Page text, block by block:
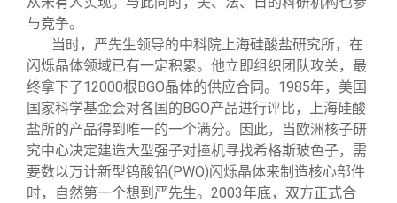
与竞争。
当时，严先生领导的中科院上海硅酸盐研究所，在
闪烁晶体领域已有一定积累。他立即组织团队攻关，最
终拿下了12000根BGO晶体的供应合同。1985年，美国
国家科学基金会对各国的BGO产品进行评比，上海硅酸
盐所的产品得到唯一的一个满分。因此，当欧洲核子研
究中心决定建造大型强子对撞机寻找希格斯玻色子，需
要数以万计新型钨酸铅(PWO)闪烁晶体来制造核心部件
时，自然第一个想到严先生。2003年底，双方正式合